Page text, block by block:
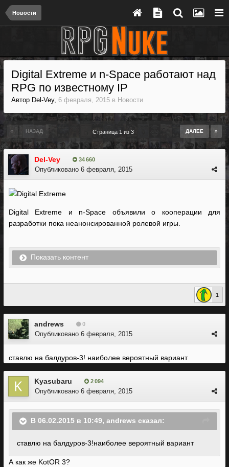
Новости
Digital Extreme и n-Space работают над
RPG по известному IP
Автор Del-Vey, 6 февраля, 2015 в Новости
НАЗАД ДАЛЕЕ
Страница 1 из 3
Del-Vey 34 660
Опубликовано 6 февраля, 2015
Digital Extreme и n-Space объявили о кооперации для
разработки пока неанонсированной ролевой игры.
Показать контент
1
andrews 0
Опубликовано 6 февраля, 2015
ставлю на балдуров-3! наиболее вероятный вариант
Kyasubaru 2 094
Опубликовано 6 февраля, 2015
В 06.02.2015 в 10:49, andrews сказал:
ставлю на балдуров-3!наиболее вероятный вариант
А как же KotOR 3?